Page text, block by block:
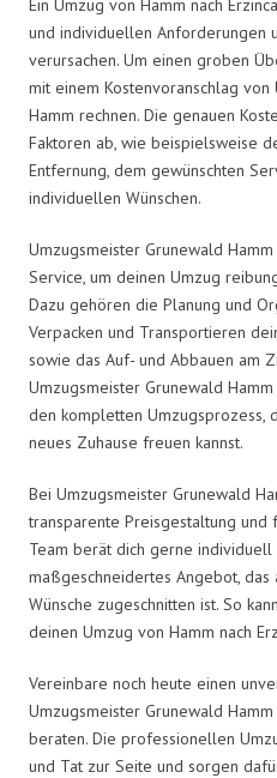
Ein Umzug von Hamm nach
und individuellen Anforderungen
verursachen. Um einen groben
mit einem Kostenvoranschlag
Hamm rechnen. Die genauen
Faktoren ab, wie beispielsweise
Entfernung, dem gewünschten
individuellen Wünschen.
Umzugsmeister Grunewald
Service, um deinen Umzug
Dazu gehören die Planung und
Verpacken und Transportieren
sowie das Auf- und Abbauen am
Umzugsmeister Grunewald
den kompletten Umzugsprozess,
neues Zuhause freuen kannst.
Bei Umzugsmeister Grunewald
transparente Preisgestaltung und
Team berät dich gerne
maßgeschneidertes Angebot,
Wünsche zugeschnitten ist. So
deinen Umzug von Hamm nach
Vereinbare noch heute einen
Umzugsmeister Grunewald
beraten. Die professionellen
und Tat zur Seite und sorgen